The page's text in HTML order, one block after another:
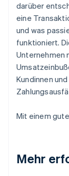
darüber
eine
und was
funktioniert.
Unternehmen
Kundinnen
Mit einem
Mehr